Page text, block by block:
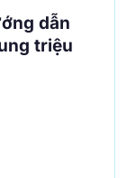
dẫn
triệu